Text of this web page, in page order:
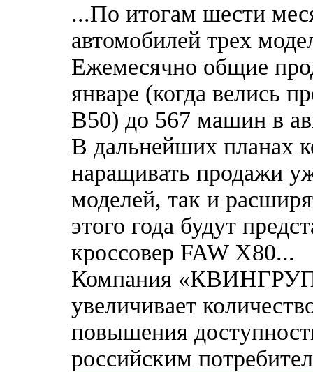
...По итогам шести
автомобилей трех
Ежемесячно общие
январе (когда велись
В50) до 567 машин в
В дальнейших
наращивать продажи
моделей, так и
этого года будут
кроссовер FAW X80...
Компания
увеличивает
повышения
российским